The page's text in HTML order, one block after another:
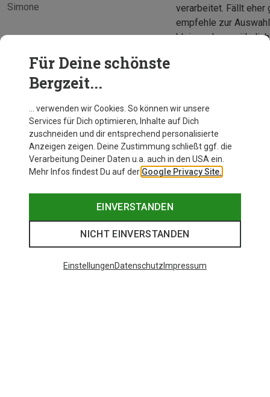
Simone
verarbeitet. Fällt eher groß aus,
empfehle zur
kleiner als
Für Deine schönste
Bergzeit...
… verwenden wir Cookies. So können wir unsere
Services für Dich optimieren, Inhalte auf Dich
zuschneiden und dir entsprechend personalisierte
Anzeigen zeigen. Deine Zustimmung schließt ggf. die
Verarbeitung Deiner Daten u.a. auch in den USA ein.
Mehr Infos findest Du auf der Google Privacy Site.
EINVERSTANDEN
NICHT EINVERSTANDEN
EinstellungenDatenschutz Impressum